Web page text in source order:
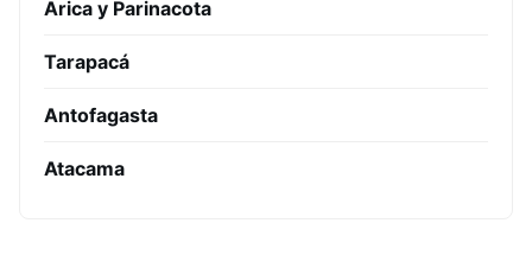
Arica y Parinacota
Tarapacá
Antofagasta
Atacama